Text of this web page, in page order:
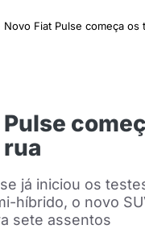
Novo Fiat Pulse começa os
já iniciou os
híbrido, o novo
sete assentos